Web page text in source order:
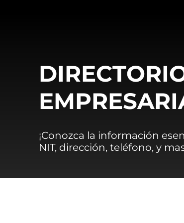
¡Conozca la información
NIT, dirección, teléfono, y